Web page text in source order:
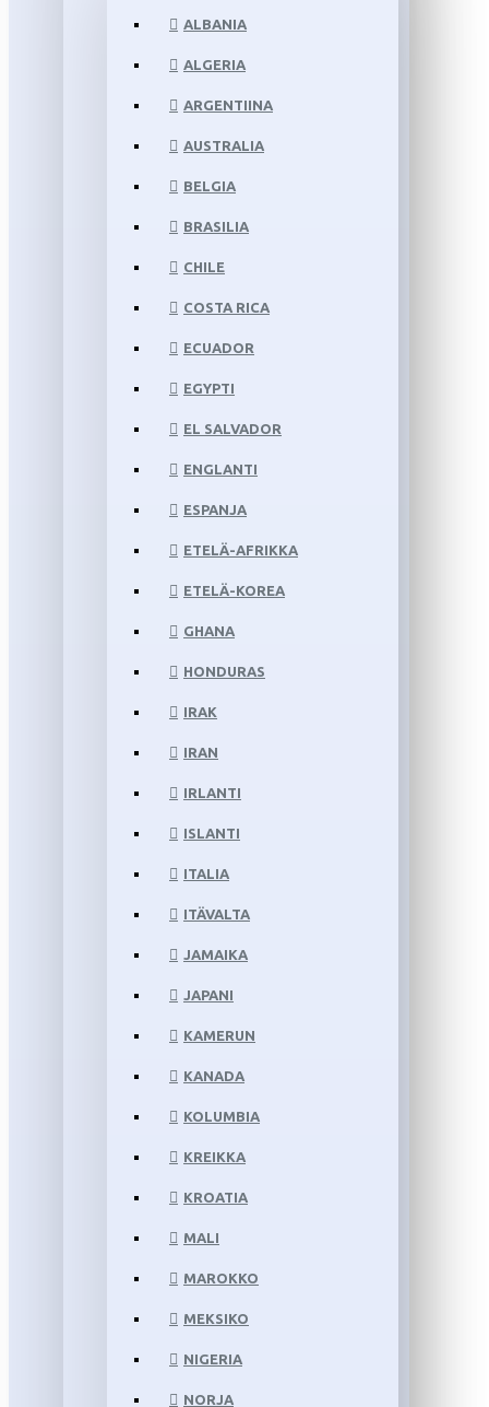
ALBANIA
ALGERIA
ARGENTIINA
AUSTRALIA
BELGIA
BRASILIA
CHILE
COSTA RICA
ECUADOR
EGYPTI
EL SALVADOR
ENGLANTI
ESPANJA
ETELÄ-AFRIKKA
ETELÄ-KOREA
GHANA
HONDURAS
IRAK
IRAN
IRLANTI
ISLANTI
ITALIA
ITÄVALTA
JAMAIKA
JAPANI
KAMERUN
KANADA
KOLUMBIA
KREIKKA
KROATIA
MALI
MAROKKO
MEKSIKO
NIGERIA
NORJA